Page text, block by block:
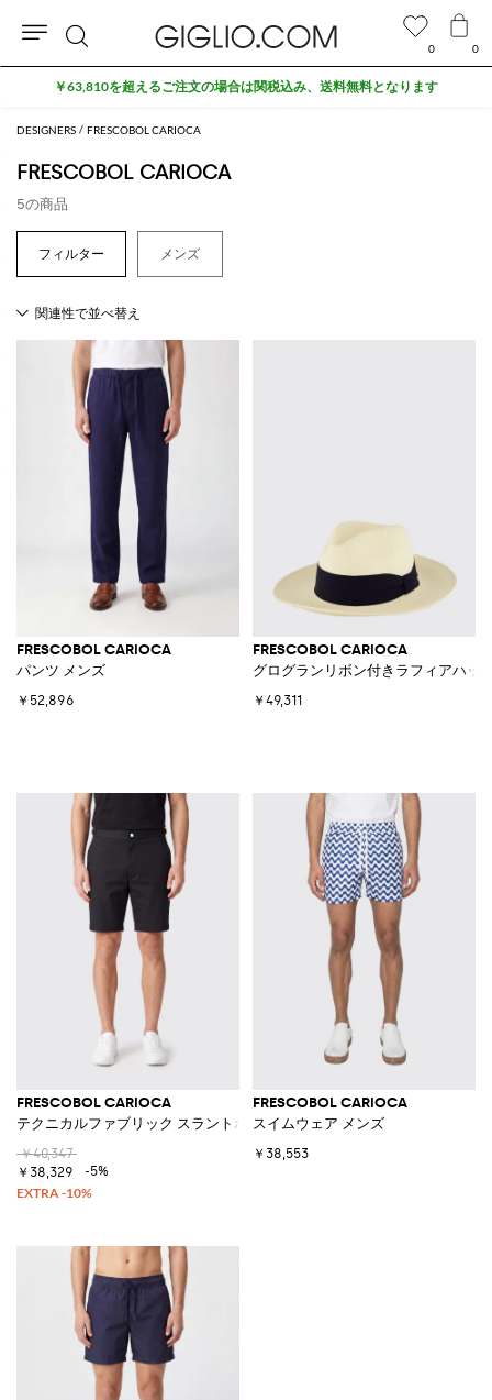
DESIGNERS FRESCOBOL CARIOCA
FRESCOBOL CARIOCA
5の商品
メンズ
FRESCOBOL CARIOCA
パンツ メンズ
￥52,896
FRESCOBOL CARIOCA
グログランリボン付きラフィアハッ
￥49,311
FRESCOBOL CARIOCA
テクニカルファブリック スラントポケット チノショーツ
￥40,347
￥38,329
-5%
FRESCOBOL CARIOCA
スイムウェア メンズ
￥38,553
0 0
検
索
￥63,810を超えるご注文の場合は関税込み、送料無料となります